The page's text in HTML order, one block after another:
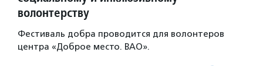
волонтерству
Фестиваль добра проводится для волонтеров
центра «Доброе место. ВАО».